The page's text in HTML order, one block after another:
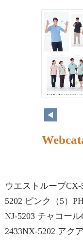
ウエストループCX-
5202 ピンク（5）
NJ-5203 チャコー
2433NX-5202 アク